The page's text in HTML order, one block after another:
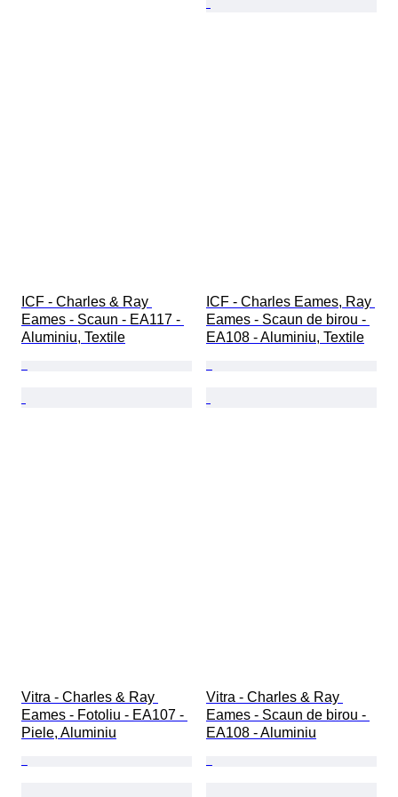
ICF - Charles & Ray
Eames - Scaun - EA117 -
Aluminiu, Textile
ICF - Charles Eames, Ray
Eames - Scaun de birou -
EA108 - Aluminiu, Textile
Vitra - Charles & Ray
Eames - Fotoliu - EA107 -
Piele, Aluminiu
Vitra - Charles & Ray
Eames - Scaun de birou -
EA108 - Aluminiu